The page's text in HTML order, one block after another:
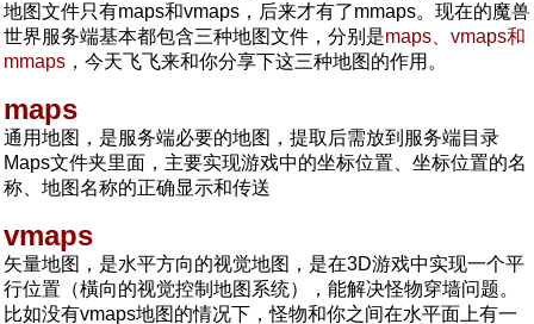
地图文件只有maps和vmaps，后来才有了mmaps。现在的魔兽
世界服务端基本都包含三种地图文件，分别是maps、vmaps和
mmaps ，今天飞飞来和你分享下这三种地图的作用。
maps
通用地图，是服务端必要的地图，提取后需放到服务端目录
Maps文件夹里面，主要实现游戏中的坐标位置、坐标位置的名
称、地图名称的正确显示和传送
vmaps
矢量地图，是水平方向的视觉地图，是在3D游戏中实现一个平
行位置（橫向的视觉控制地图系统），能解决怪物穿墙问题。
比如没有vmaps地图的情况下，怪物和你之间在水平面上有一